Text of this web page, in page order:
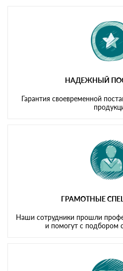
НАДЕЖНЫЙ
Гарантия своевременной
ГРАМОТНЫЕ
Наши сотрудники прошли
и помогут с подбором